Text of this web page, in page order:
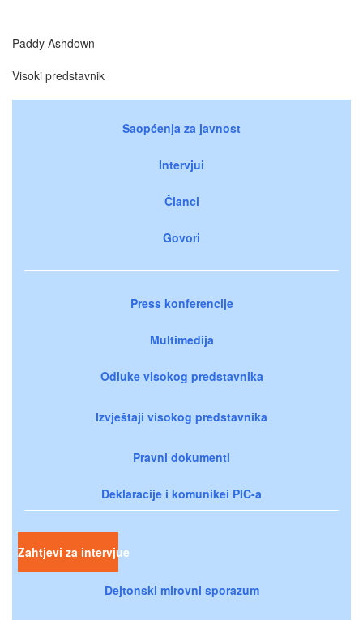
Paddy Ashdown
Visoki predstavnik
Saopćenja za javnost
Intervjui
Članci
Govori
Press konferencije
Multimedija
Odluke visokog predstavnika
Izvještaji visokog predstavnika
Pravni dokumenti
Deklaracije i komunikei PIC-a
Zahtjevi za intervjue
Dejtonski mirovni sporazum